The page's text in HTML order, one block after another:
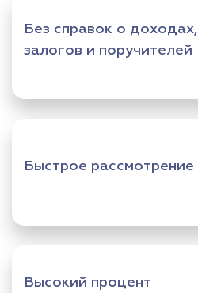
Без справок о доходах,
залогов и поручителей
Быстрое рассмотрение
Высокий процент